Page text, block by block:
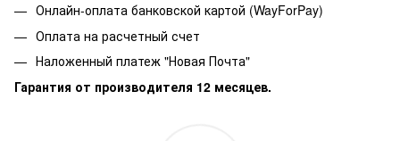
Онлайн-оплата банковской картой (WayForPay)
Оплата на расчетный счет
Наложенный платеж "Новая Почта"
Гарантия от производителя 12 месяцев.